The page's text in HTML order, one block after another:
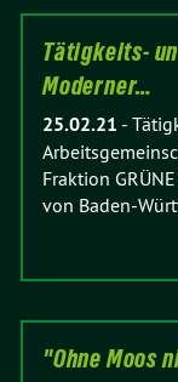
Tätigkeits-
Moderner…
25.02.21 -
Fraktion
von Baden-
"Ohne Moos